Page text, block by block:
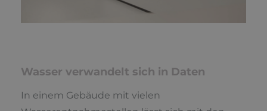
Wasser verwandelt sich in Daten
In einem Gebäude mit vielen